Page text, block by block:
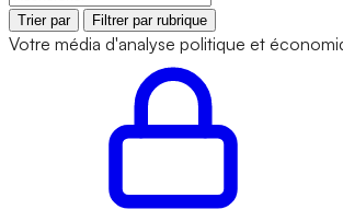
Trier par Filtrer par rubrique
Votre média d'analyse politique et